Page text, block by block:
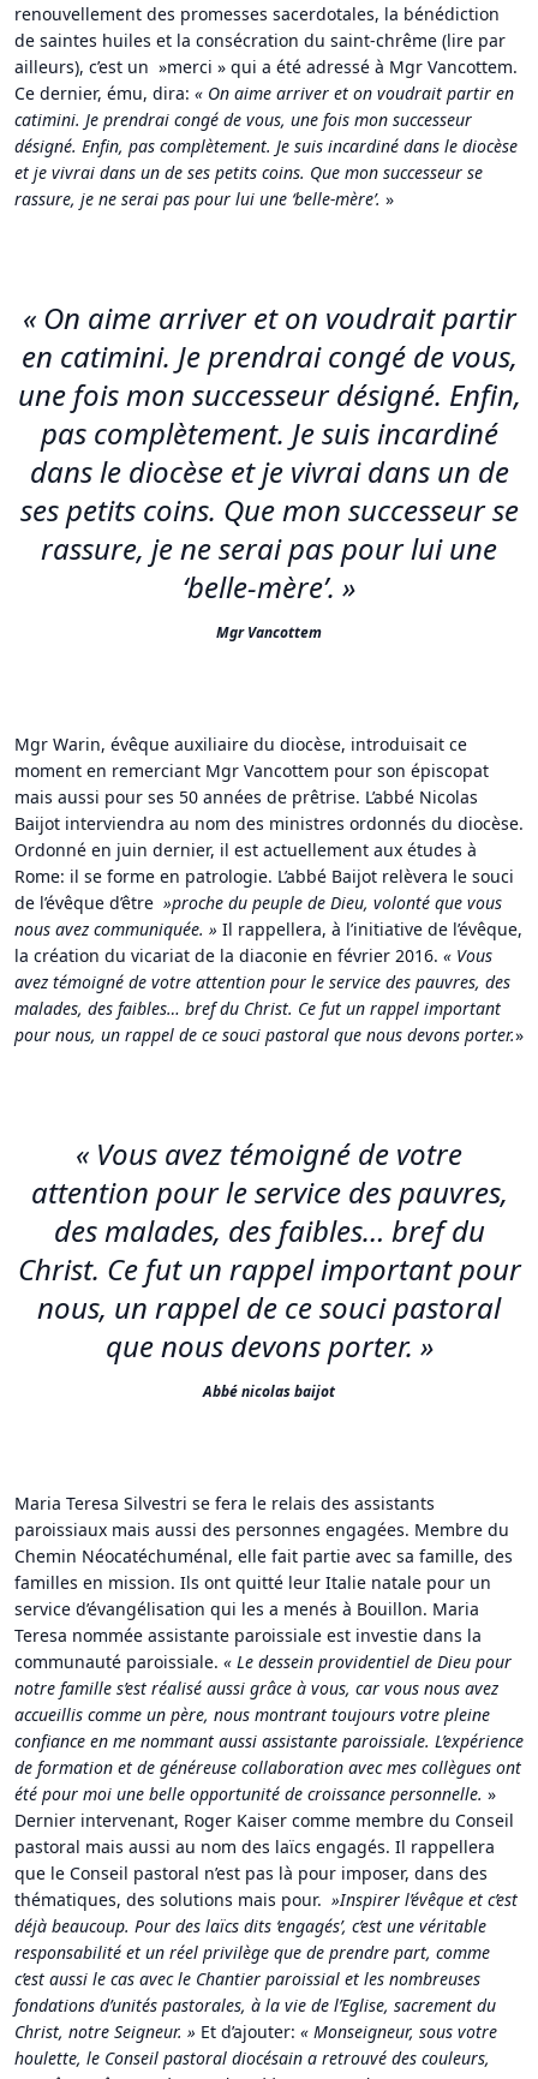
renouvellement des promesses sacerdotales, la bénédiction
de saintes huiles et la consécration du saint-chrême (lire par
ailleurs), c’est un »merci » qui a été adressé à Mgr Vancottem.
Ce dernier, ému, dira: « On aime arriver et on voudrait partir en
catimini. Je prendrai congé de vous, une fois mon successeur
désigné. Enfin, pas complètement. Je suis incardiné dans le diocèse
et je vivrai dans un de ses petits coins. Que mon successeur se
rassure, je ne serai pas pour lui une ‘belle-mère’. »
« On aime arriver et on voudrait partir
en catimini. Je prendrai congé de vous,
une fois mon successeur désigné. Enfin,
pas complètement. Je suis incardiné
dans le diocèse et je vivrai dans un de
ses petits coins. Que mon successeur se
rassure, je ne serai pas pour lui une
‘belle-mère’. »
Mgr Vancottem
Mgr Warin, évêque auxiliaire du diocèse, introduisait ce
moment en remerciant Mgr Vancottem pour son épiscopat
mais aussi pour ses 50 années de prêtrise. L’abbé Nicolas
Baijot interviendra au nom des ministres ordonnés du diocèse.
Ordonné en juin dernier, il est actuellement aux études à
Rome: il se forme en patrologie. L’abbé Baijot relèvera le souci
de l’évêque d’être »proche du peuple de Dieu, volonté que vous
nous avez communiquée. » Il rappellera, à l’initiative de l’évêque,
la création du vicariat de la diaconie en février 2016. « Vous
avez témoigné de votre attention pour le service des pauvres, des
malades, des faibles… bref du Christ. Ce fut un rappel important
pour nous, un rappel de ce souci pastoral que nous devons porter.»
« Vous avez témoigné de votre
attention pour le service des pauvres,
des malades, des faibles… bref du
Christ. Ce fut un rappel important pour
nous, un rappel de ce souci pastoral
que nous devons porter. »
Abbé nicolas baijot
Maria Teresa Silvestri se fera le relais des assistants
paroissiaux mais aussi des personnes engagées. Membre du
Chemin Néocatéchuménal, elle fait partie avec sa famille, des
familles en mission. Ils ont quitté leur Italie natale pour un
service d’évangélisation qui les a menés à Bouillon. Maria
Teresa nommée assistante paroissiale est investie dans la
communauté paroissiale. « Le dessein providentiel de Dieu pour
notre famille s’est réalisé aussi grâce à vous, car vous nous avez
accueillis comme un père, nous montrant toujours votre pleine
confiance en me nommant aussi assistante paroissiale. L’expérience
de formation et de généreuse collaboration avec mes collègues ont
été pour moi une belle opportunité de croissance personnelle. »
Dernier intervenant, Roger Kaiser comme membre du Conseil
pastoral mais aussi au nom des laïcs engagés. Il rappellera
que le Conseil pastoral n’est pas là pour imposer, dans des
thématiques, des solutions mais pour. »Inspirer l’évêque et c’est
déjà beaucoup. Pour des laïcs dits ‘engagés’, c’est une véritable
responsabilité et un réel privilège que de prendre part, comme
c’est aussi le cas avec le Chantier paroissial et les nombreuses
fondations d’unités pastorales, à la vie de l’Eglise, sacrement du
Christ, notre Seigneur. » Et d’ajouter: « Monseigneur, sous votre
houlette, le Conseil pastoral diocésain a retrouvé des couleurs,